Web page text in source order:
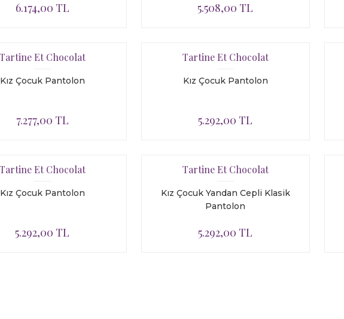
6.174,00 TL 5.508,00 TL
Et Chocolat
Kız Çocuk Pantolon
7.277,00 TL
Tartine Et Chocolat
Kız Çocuk Pantolon
5.292,00 TL
Et Chocolat
Kız Çocuk Pantolon
5.292,00 TL
Tartine Et Chocolat
Kız Çocuk Yandan Cepli Klasik
Pantolon
5.292,00 TL